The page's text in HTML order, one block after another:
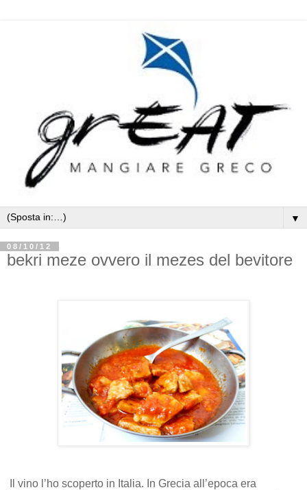
▼
08/10/12
bekri meze ovvero il mezes del bevitore
Il vino l’ho scoperto in Italia. In Grecia all’epoca era